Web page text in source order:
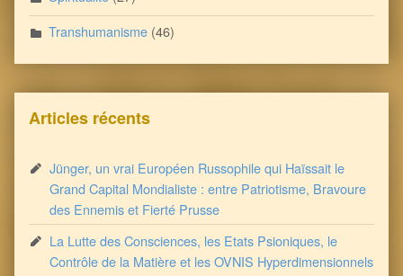
Transhumanisme (46)
Articles récents
Jünger, un vrai Européen Russophile qui Haïssait le
Grand Capital Mondialiste : entre Patriotisme, Bravoure
des Ennemis et Fierté Prusse
La Lutte des Consciences, les Etats Psioniques, le
Contrôle de la Matière et les OVNIS Hyperdimensionnels